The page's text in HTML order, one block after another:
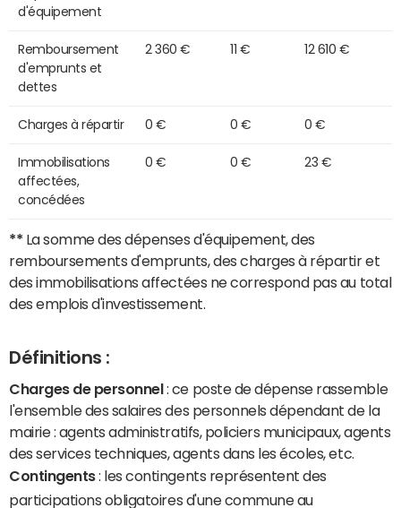
d'équipement
Remboursement
d'emprunts et
dettes
2 360 € 11 € 12 610 €
Charges à répartir 0 € 0 € 0 €
Immobilisations
affectées,
concédées
0 € 0 € 23 €
** La somme des dépenses d'équipement, des
remboursements d'emprunts, des charges à répartir et
des immobilisations affectées ne correspond pas au total
des emplois d'investissement.
Définitions :
Charges de personnel : ce poste de dépense rassemble
l'ensemble des salaires des personnels dépendant de la
mairie : agents administratifs, policiers municipaux, agents
des services techniques, agents dans les écoles, etc.
Contingents: les contingents représentent des
participations obligatoires d'une commune au